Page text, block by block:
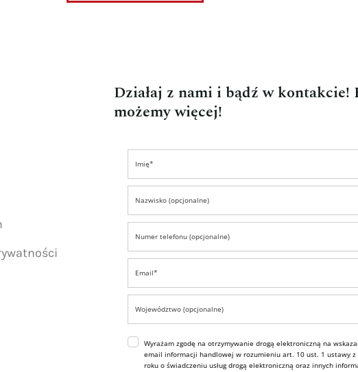
Działaj z nami i bądź w kontakcie!
możemy więcej!
Wyrażam zgodę na otrzymywanie drogą elektroniczną na
email informacji handlowej w rozumieniu art. 10 ust. 1 ustawy
roku o świadczeniu usług drogą elektroniczną oraz innych